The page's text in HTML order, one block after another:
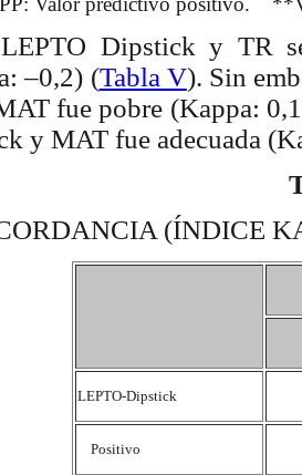
Dipstick y TR
–0,2) (Tabla V). Sin
fue pobre (Kappa:
y MAT fue adecuada
(ÍNDICE
LEPTO-Dipstick
Positivo